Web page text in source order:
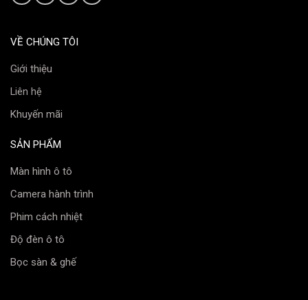
VỀ CHÚNG TÔI
Giới thiệu
Liên hệ
Khuyến mãi
SẢN PHẨM
Màn hình ô tô
Camera hành trình
Phim cách nhiệt
Độ đèn ô tô
Bọc sàn & ghế